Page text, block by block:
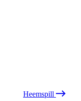
Heemspill